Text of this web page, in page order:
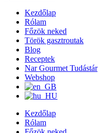
Kezdőlap
Rólam
Főzök neked
Török gasztroutak
Blog
Receptek
Nar Gourmet Tudástár
Webshop
Kezdőlap
Rólam